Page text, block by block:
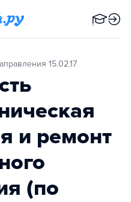
15.02.17
и ремонт
(по